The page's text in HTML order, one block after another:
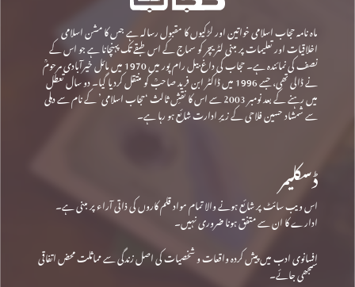
ماہ نامہ حجاب اسلامی خواتین اور لڑکیوں کا مقبول رسالہ ہے جس کا مشن اسلامی
اخلاقیات اور تعلیمات پر مبنی لٹریچر کو سماج کے اس طبقے تک پہنچانا ہے جو اس کے
نصف کی نمائندہ ہے۔ حجاب کی داغ بیل رام پور میں 1970 میں مائل خیرآبادی مرحومؒ
نے ڈالی تھی، جسے 1996 میں ڈاکٹر ابن فرید صاحبؒ کو منتقل کردیا گیا۔ دو سال تعطل
میں رہنے کے بعد نومبر 2003 سے اس کا نقشِ ثالث ‘حجاب اسلامی’ کے نام سے دہلی
سے شمشاد حسین فلاحی کے زیرِ ادارت شائع ہو رہا ہے۔
ڈسکلیمر
اس ویب سائٹ پر شائع ہونے والا تمام مواد قلم کاروں کی ذاتی آراء پر مبنی ہے۔
ادارے کا ان سے متفق ہونا ضروری نہیں۔
افسانوی ادب میں پیش کردہ واقعات و شخصیات کی اصل زندگی سے مماثلت محض اتفاقی
سمجھی جائے۔